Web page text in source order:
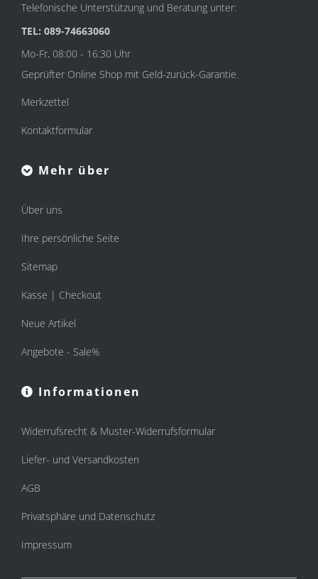
Telefonische Unterstützung und Beratung unter:
TEL: 089-74663060
Mo-Fr, 08:00 - 16:30 Uhr
Geprüfter Online Shop mit Geld-zurück-Garantie.
Merkzettel
Kontaktformular
Mehr über
Über uns
Ihre persönliche Seite
Sitemap
Kasse | Checkout
Neue Artikel
Angebote - Sale%
Informationen
Widerrufsrecht & Muster-Widerrufsformular
Liefer- und Versandkosten
AGB
Privatsphäre und Datenschutz
Impressum